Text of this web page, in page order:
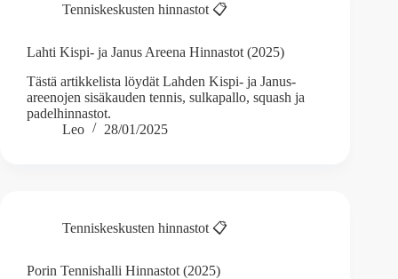
Tenniskeskusten hinnastot 📋
Lahti Kispi- ja Janus Areena Hinnastot (2025)
Tästä artikkelista löydät Lahden Kispi- ja Janus-
areenojen sisäkauden tennis, sulkapallo, squash ja
padelhinnastot.
Leo
28/01/2025
Tenniskeskusten hinnastot 📋
Porin Tennishalli Hinnastot (2025)